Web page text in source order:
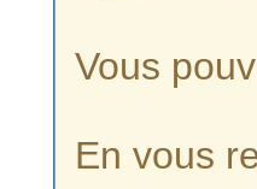
Vous
En vous